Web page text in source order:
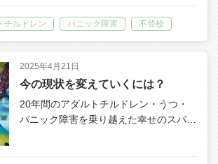
チルドレン パニック障害 不登校
2025年4月21日
今の現状を変えていくには？
20年間のアダルトチルドレン・うつ・
パニック障害を乗り越えた幸せのスパ…